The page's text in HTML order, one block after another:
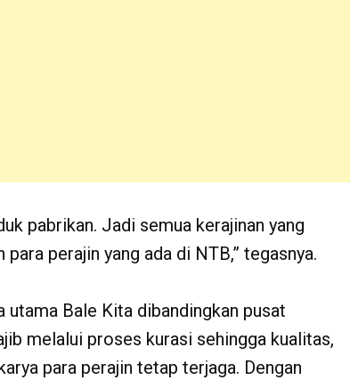
pabrikan. Jadi semua kerajinan yang
perajin yang ada di NTB,” tegasnya.
Bale Kita dibandingkan pusat
melalui proses kurasi sehingga kualitas,
para perajin tetap terjaga. Dengan